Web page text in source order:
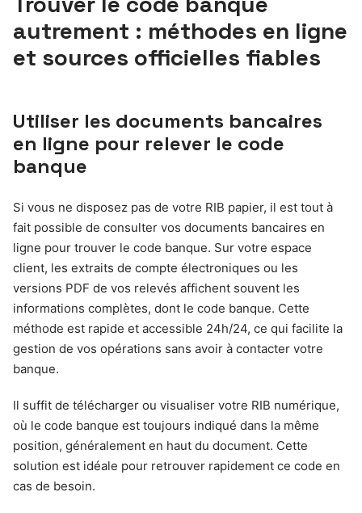
autrement : méthodes en ligne
et sources officielles fiables
Utiliser les documents bancaires
en ligne pour relever le code
banque
Si vous ne disposez pas de votre RIB papier, il est tout à
fait possible de consulter vos documents bancaires en
ligne pour trouver le code banque. Sur votre espace
client, les extraits de compte électroniques ou les
versions PDF de vos relevés affichent souvent les
informations complètes, dont le code banque. Cette
méthode est rapide et accessible 24h/24, ce qui facilite la
gestion de vos opérations sans avoir à contacter votre
banque.
Il suffit de télécharger ou visualiser votre RIB numérique,
où le code banque est toujours indiqué dans la même
position, généralement en haut du document. Cette
solution est idéale pour retrouver rapidement ce code en
cas de besoin.